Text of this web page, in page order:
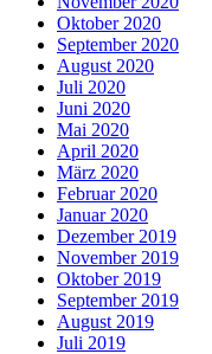
Oktober 2020
September 2020
August 2020
Juli 2020
Juni 2020
Mai 2020
April 2020
März 2020
Februar 2020
Januar 2020
Dezember 2019
November 2019
Oktober 2019
September 2019
August 2019
Juli 2019